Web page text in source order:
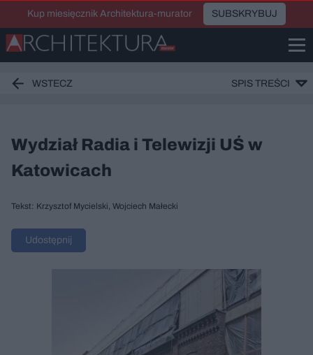
Kup miesięcznik Architektura-murator SUBSKRYBUJ
WSTECZ SPIS TREŚCI
Wydział Radia i Telewizji UŚ w
Katowicach
Tekst: Krzysztof Mycielski, Wojciech Małecki
Udostępnij